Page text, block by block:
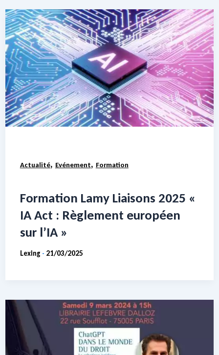
Actualité, Evénement, Formation
Formation Lamy Liaisons 2025 «
IA Act : Règlement européen
sur l’IA »
Lexing - 21/03/2025